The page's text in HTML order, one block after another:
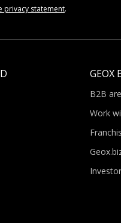
privacy statement.
GEOX
B2B
Work